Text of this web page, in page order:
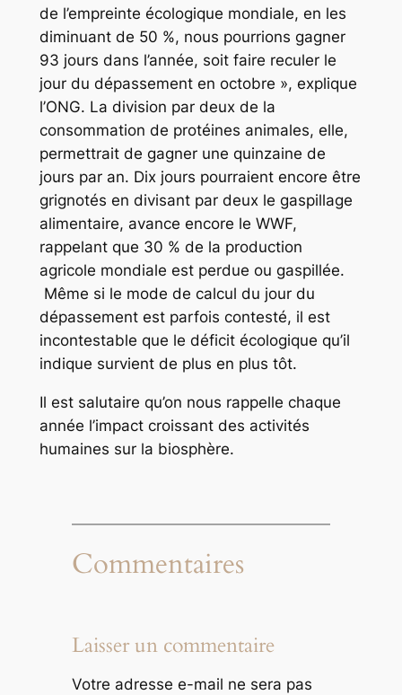
de l’empreinte écologique mondiale, en les
diminuant de 50 %, nous pourrions gagner
93 jours dans l’année, soit faire reculer le
jour du dépassement en octobre », explique
l’ONG. La division par deux de la
consommation de protéines animales, elle,
permettrait de gagner une quinzaine de
jours par an. Dix jours pourraient encore être
grignotés en divisant par deux le gaspillage
alimentaire, avance encore le WWF,
rappelant que 30 % de la production
agricole mondiale est perdue ou gaspillée.
Même si le mode de calcul du jour du
dépassement est parfois contesté, il est
incontestable que le déficit écologique qu’il
indique survient de plus en plus tôt.
Il est salutaire qu’on nous rappelle chaque
année l’impact croissant des activités
humaines sur la biosphère.
Commentaires
Laisser un commentaire
Votre adresse e-mail ne sera pas